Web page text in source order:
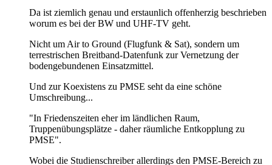
Da ist ziemlich genau und erstaunlich offenherzig beschrieben
worum es bei der BW und UHF-TV geht.
Nicht um Air to Ground (Flugfunk & Sat), sondern um
terrestrischen Breitband-Datenfunk zur Vernetzung der
bodengebundenen Einsatzmittel.
Und zur Koexistens zu PMSE seht da eine schöne
Umschreibung...
"In Friedenszeiten eher im ländlichen Raum,
Truppenübungsplätze - daher räumliche Entkopplung zu
PMSE".
Wobei die Studienschreiber allerdings den PMSE-Bereich zu